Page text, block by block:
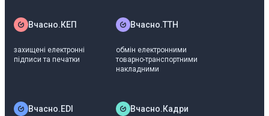
Вчасно.КЕП
захищені електронні
підписи та печатки
Вчасно.ТТН
обмін електронними
товарно-транспортними
накладними
Вчасно.EDI Вчасно.Кадри